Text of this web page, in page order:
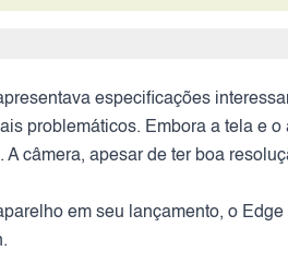
especificações
problemáticos. Embora a tela e
câmera, apesar de ter boa
em seu lançamento, o